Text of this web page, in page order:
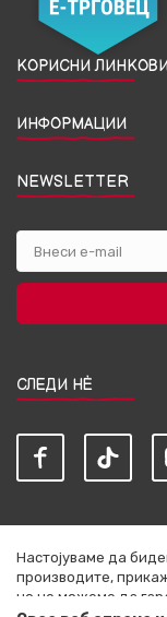
КОРИСНИ
ИНФОРМАЦИИ
NEWSLETTER
СЛЕДИ НЀ
Настојуваме да
производите,
но не можеме да